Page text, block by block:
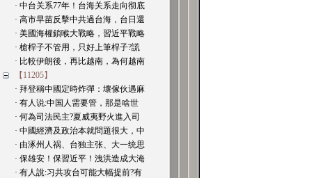
· 中台关系77年！台海关系走向彻底
· 高市早苗反擊中共過台海，台日還
· 美國海權鎖喉大戰略，習近平戰略
· 槍桿子不管用，只好上筆桿子?謊
· 比較伊朗後，再比越南，為何越南
【11205】
· 拜登稱中國定時炸彈：壞傢伙遇麻
· 有人说:中国人需要管，那是啥世
· 何為司法民主?夏威夷野火進入司
· 中國經濟及政治本就問題很大，中
· 由涿州人祸、台独主张、大一统思
· 保雄安！保習近平！洩洪造成大淹
· 有人說:习共攻台可能大幅提前?有